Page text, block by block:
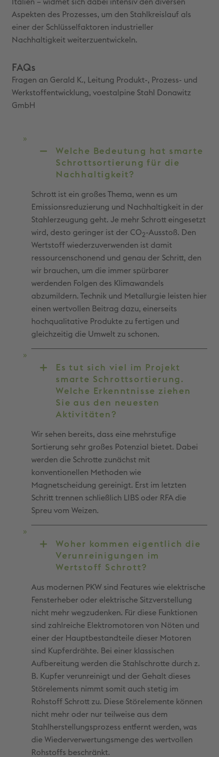
Italien – widmet sich dabei intensiv den diversen
Aspekten des Prozesses, um den Stahlkreislauf als
einer der Schlüsselfaktoren industrieller
Nachhaltigkeit weiterzuentwickeln.
FAQs
Fragen an Gerald K., Leitung Produkt-, Prozess- und
Werkstoffentwicklung, voestalpine Stahl Donawitz
GmbH
Welche Bedeutung hat smarte
Schrottsortierung für die
Nachhaltigkeit?
Schrott ist ein großes Thema, wenn es um
Emissionsreduzierung und Nachhaltigkeit in der
Stahlerzeugung geht. Je mehr Schrott eingesetzt
wird, desto geringer ist der CO2-Ausstoß. Den
Wertstoff wiederzuverwenden ist damit
ressourcenschonend und genau der Schritt, den
wir brauchen, um die immer spürbarer
werdenden Folgen des Klimawandels
abzumildern. Technik und Metallurgie leisten hier
einen wertvollen Beitrag dazu, einerseits
hochqualitative Produkte zu fertigen und
gleichzeitig die Umwelt zu schonen.
Es tut sich viel im Projekt
smarte Schrottsortierung.
Welche Erkenntnisse ziehen
Sie aus den neuesten
Aktivitäten?
Wir sehen bereits, dass eine mehrstufige
Sortierung sehr großes Potenzial bietet. Dabei
werden die Schrotte zunächst mit
konventionellen Methoden wie
Magnetscheidung gereinigt. Erst im letzten
Schritt trennen schließlich LIBS oder RFA die
Spreu vom Weizen.
Woher kommen eigentlich die
Verunreinigungen im
Wertstoff Schrott?
Aus modernen PKW sind Features wie elektrische
Fensterheber oder elektrische Sitzverstellung
nicht mehr wegzudenken. Für diese Funktionen
sind zahlreiche Elektromotoren von Nöten und
einer der Hauptbestandteile dieser Motoren
sind Kupferdrähte. Bei einer klassischen
Aufbereitung werden die Stahlschrotte durch z.
B. Kupfer verunreinigt und der Gehalt dieses
Störelements nimmt somit auch stetig im
Rohstoff Schrott zu. Diese Störelemente können
nicht mehr oder nur teilweise aus dem
Stahlherstellungsprozess entfernt werden, was
die Wiederverwertungsmenge des wertvollen
Rohstoffs beschränkt.